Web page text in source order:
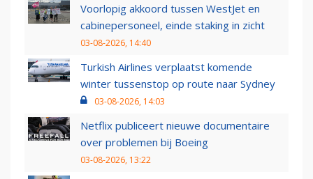
Voorlopig akkoord tussen WestJet en
cabinepersoneel, einde staking in zicht
03-08-2026, 14:40
Turkish Airlines verplaatst komende
winter tussenstop op route naar Sydney
03-08-2026, 14:03
Netflix publiceert nieuwe documentaire
over problemen bij Boeing
03-08-2026, 13:22